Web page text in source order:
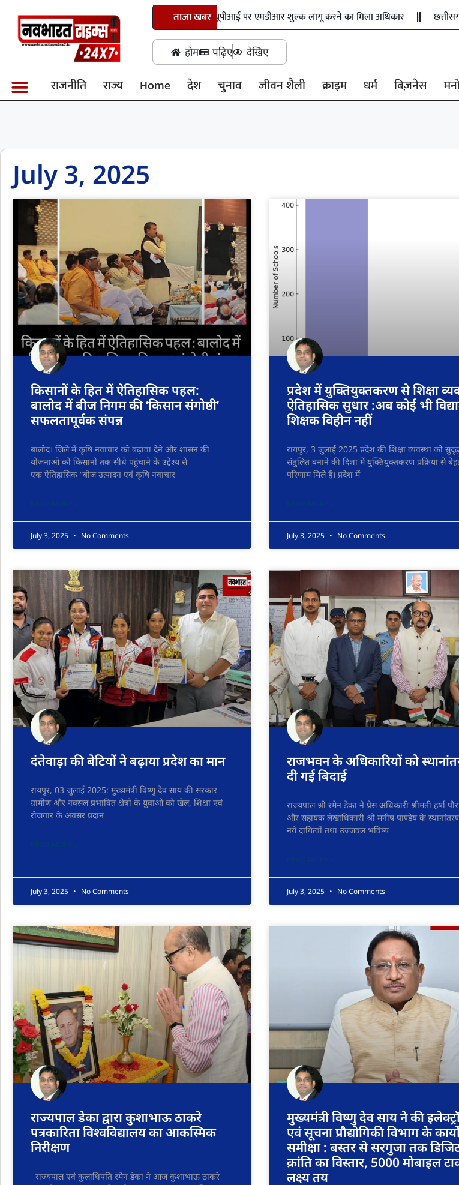
ताजा खबर
लोकसभा से विधेयक पारित, सरकार को यूपीआई पर एमडीआर शुल्क लागू करने का मिला अधिकार छत्तीसगढ़ में
होम पढ़िए देखिए
राजनीति राज्य Home देश चुनाव जीवन शैली क्राइम धर्म बिज़नेस
July 3, 2025
किसानों के हित में ऐतिहासिक पहल:
बालोद में बीज निगम की ‘किसान संगोष्ठी’
सफलतापूर्वक संपन्न
बालोद। जिले में कृषि नवाचार को बढ़ावा देने और शासन की
योजनाओं को किसानों तक सीधे पहुंचाने के उद्देश्य से
एक ऐतिहासिक “बीज उत्पादन एवं कृषि नवाचार
READ MORE »
July 3, 2025 No Comments
प्रदेश में युक्तियुक्तकरण से शिक्षा
ऐतिहासिक सुधार :अब कोई भी
शिक्षक विहीन नहीं
रायपुर, 3 जुलाई 2025 प्रदेश की शिक्षा व्यवस्था को
संतुलित बनाने की दिशा में युक्तियुक्तकरण प्रक्रिया से
परिणाम मिले हैं। प्रदेश में
READ MORE »
July 3, 2025 No Comments
दंतेवाड़ा की बेटियों ने बढ़ाया प्रदेश का मान
रायपुर, 03 जुलाई 2025: मुख्यमंत्री विष्णु देव साय की सरकार
ग्रामीण और नक्सल प्रभावित क्षेत्रों के युवाओं को खेल, शिक्षा एवं
रोजगार के अवसर प्रदान
READ MORE »
July 3, 2025 No Comments
राजभवन के अधिकारियों को
दी गई बिदाई
राज्यपाल श्री रमेन डेका ने प्रेस अधिकारी श्रीमती हर्षा
और सहायक लेखाधिकारी श्री मनीष पाण्डेय के
नये दायित्वों तथा उज्जवल भविष्य
READ MORE »
July 3, 2025 No Comments
राज्यपाल डेका द्वारा कुशाभाऊ ठाकरे
पत्रकारिता विश्वविद्यालय का आकस्मिक
निरीक्षण
राज्यपाल एवं कुलाधिपति रमेन डेका ने आज कुशाभाऊ ठाकरे
मुख्यमंत्री विष्णु देव साय ने की
एवं सूचना प्रौद्योगिकी विभाग के
समीक्षा : बस्तर से सरगुजा तक
क्रांति का विस्तार, 5000 मोबाइल
लक्ष्य तय